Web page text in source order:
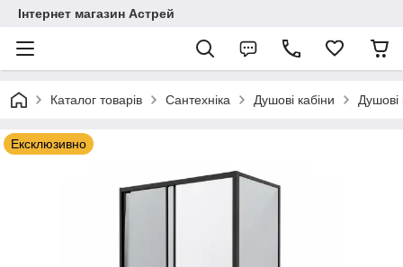
Інтернет магазин Астрей
Каталог товарів Сантехніка Душові кабіни Душові
Ексклюзивно